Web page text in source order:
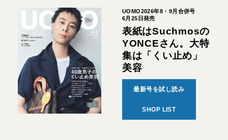
UOMO2026年8・9月合併号
6月25日発売
表紙はSuchmosの
YONCEさん。大特
集は「くい止め」
美容
最新号を試し読み
SHOP LIST